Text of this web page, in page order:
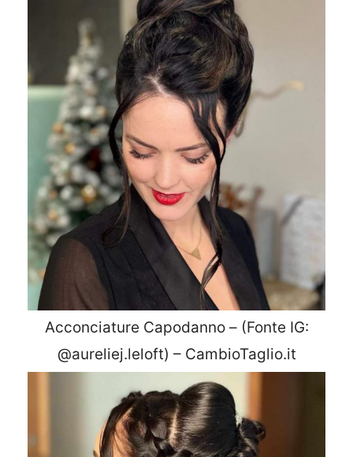
Acconciature Capodanno – (Fonte IG:
@aureliej.leloft) – CambioTaglio.it